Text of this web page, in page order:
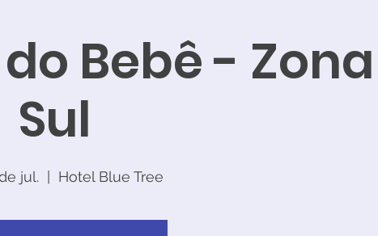
Bebê - Zona
Sul
jul.
  |
Hotel Blue Tree